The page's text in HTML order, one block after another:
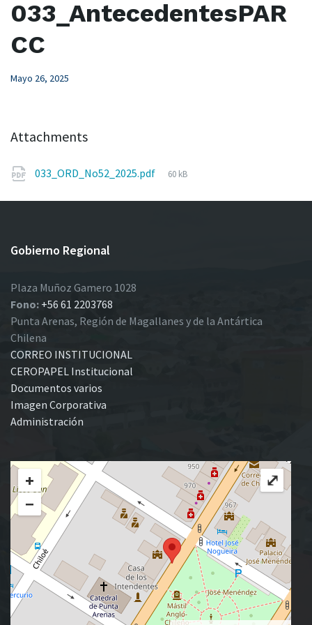
033_AntecedentesPAR
CC
Mayo 26, 2025
Attachments
033_ORD_No52_2025.pdf
File
60 kB
Gobierno Regional
Plaza Muñoz Gamero 1028
Fono: +56 61 2203768
Punta Arenas, Región de Magallanes y de la Antártica
Chilena
CORREO INSTITUCIONAL
CEROPAPEL Institucional
Documentos varios
Imagen Corporativa
Administración
+
−
⤢